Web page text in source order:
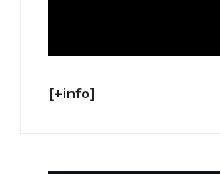
[+info]